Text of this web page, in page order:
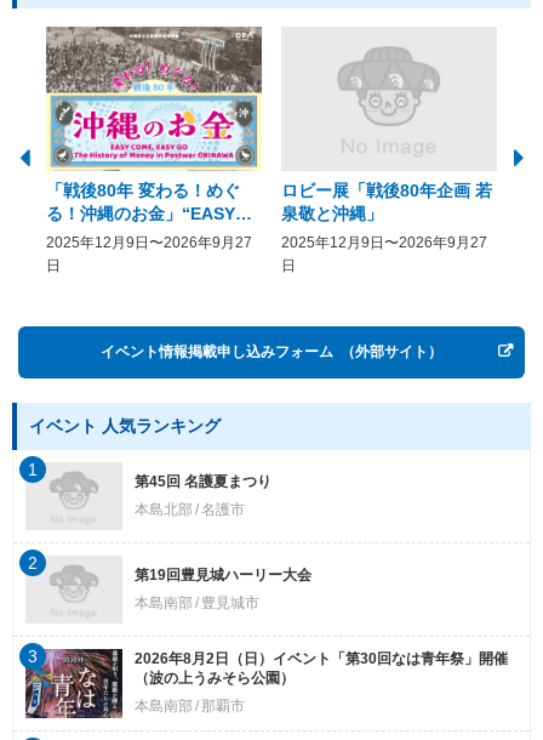
「戦後80年 変わる！めぐ
る！沖縄のお金」“EASY
COME, EASY GO － The
History of Money in
2025年12月9日〜2026年9月27
日
ロビー展「戦後80年企画 若
泉敬と沖縄」
2025年12月9日〜2026年9月27
日
イベント情報掲載申し込みフォーム （外部サイト）
イベント 人気ランキング
第45回 名護夏まつり
本島北部 名護市
1
第19回豊見城ハーリー大会
本島南部
豊見城市
2
2026年8月2日（日）イベント「第30回なは青年祭」開催
（波の上うみそら公園）
本島南部
那覇市
3